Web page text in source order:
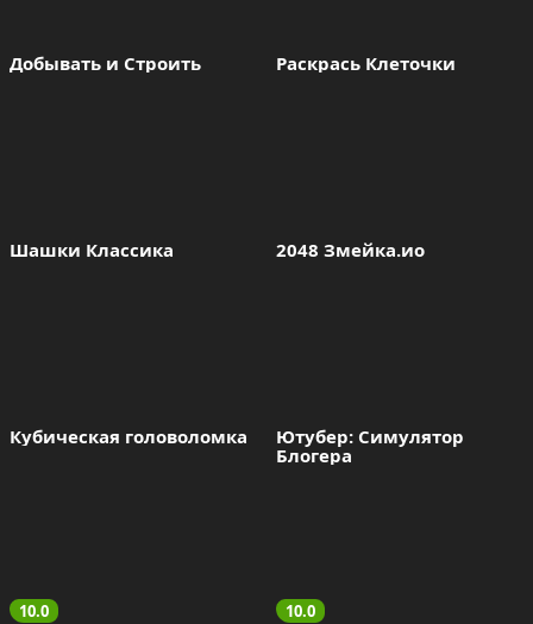
Добывать и Строить Раскрась Клеточки
Шашки Классика 2048 Змейка.ио
Кубическая головоломка
Ютубер: Симулятор
Блогера
10.0 10.0